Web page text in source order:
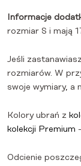
Informacje
rozmiar S i mają
Jeśli
rozmiarów. W
swoje wymiary, a
Kolory ubrań z
kolekcji Premium
Odcienie